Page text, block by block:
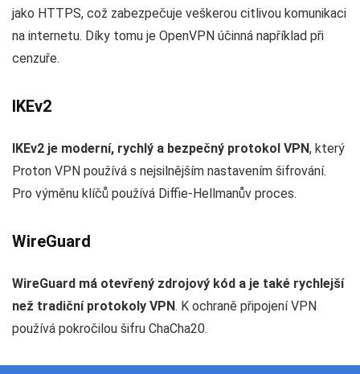
jako HTTPS, což zabezpečuje veškerou citlivou komunikaci
na internetu. Díky tomu je OpenVPN účinná například při
cenzuře.
IKEv2
IKEv2 je moderní, rychlý a bezpečný protokol VPN, který
Proton VPN používá s nejsilnějším nastavením šifrování.
Pro výměnu klíčů používá Diffie-Hellmanův proces.
WireGuard
WireGuard má otevřený zdrojový kód a je také rychlejší
než tradiční protokoly VPN. K ochraně připojení VPN
používá pokročilou šifru ChaCha20.